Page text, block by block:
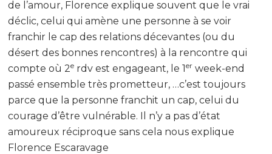
de l’amour, Florence explique souvent que le vrai
déclic, celui qui amène une personne à se voir
franchir le cap des relations décevantes (ou du
désert des bonnes rencontres) à la rencontre qui
compte où 2e rdv est engageant, le 1er week-end
passé ensemble très prometteur, …c’est toujours
parce que la personne franchit un cap, celui du
courage d’être vulnérable. Il n’y a pas d’état
amoureux réciproque sans cela nous explique
Florence Escaravage